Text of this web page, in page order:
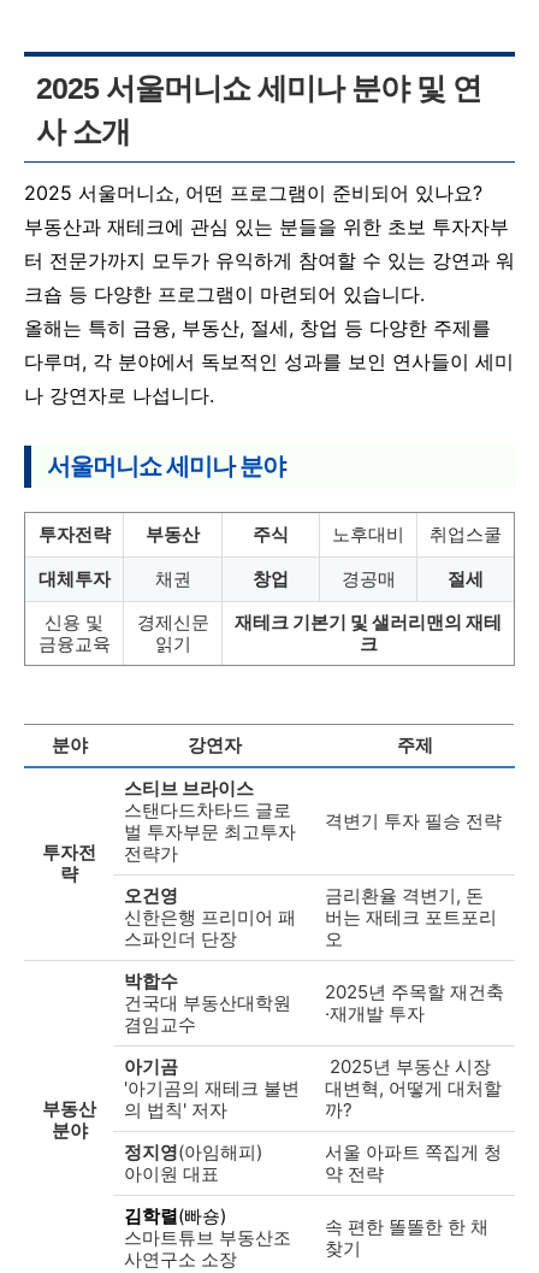
2025 서울머니쇼 세미나 분야 및 연
사 소개
2025 서울머니쇼, 어떤 프로그램이 준비되어 있나요?
부동산과 재테크에 관심 있는 분들을 위한 초보 투자자부
터 전문가까지 모두가 유익하게 참여할 수 있는 강연과 워
크숍 등 다양한 프로그램이 마련되어 있습니다.
올해는 특히 금융, 부동산, 절세, 창업 등 다양한 주제를
다루며, 각 분야에서 독보적인 성과를 보인 연사들이 세미
나 강연자로 나섭니다.
서울머니쇼 세미나 분야
투자전략 부동산 주식 노후대비
취업스쿨
대체투자
채권 창업 경공매
절세
신용 및
금융교육
경제신문
읽기
재테크 기본기 및 샐러리맨의 재테
크
분야 강연자 주제
투자전
략
스티브 브라이스
스탠다드차타드 글로
벌 투자부문 최고투자
전략가
격변기 투자 필승 전략
오건영
신한은행 프리미어 패
스파인더 단장
금리환율 격변기, 돈
버는 재테크 포트포리
오
부동산
분야
박합수
건국대 부동산대학원
겸임교수
2025년 주목할 재건축
·재개발 투자
아기곰
'아기곰의 재테크 불변
의 법칙' 저자
2025년 부동산 시장
대변혁, 어떻게 대처할
까?
정지영(아임해피)
아이원 대표
서울 아파트 쪽집게 청
약 전략
김학렬(빠숑)
스마트튜브 부동산조
사연구소 소장
속 편한 똘똘한 한 채
찾기